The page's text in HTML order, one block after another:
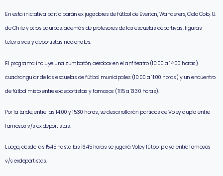
En esta iniciativa participarán ex jugadores de fútbol de Everton, Wanderers, Colo Colo, U.
de Chile y otros equipos, además de profesores de las escuelas deportivas, figuras
televisivas y deportistas nacionales.
El programa incluye una zumbatón, aerobox en el anfiteatro (10:00 a 14:00 horas),
cuadrangular de las escuelas de fútbol municipales (10:00 a 11:00 horas) y un encuentro
de fútbol mixto entre exdeportistas y famosos (11:15 a 13:30 horas).
Por la tarde, entre las 14:00 y 15:30 horas, se desarrollarán partidos de Voley dupla entre
famosos v/s ex deportistas.
Luego, desde las 15:45 hasta las 16:45 horas se jugará Voley fútbol playa entre famosos
v/s exdeportistas.